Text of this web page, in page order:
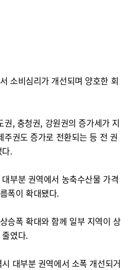
소비심리가 개선되며 양호한 회
권, 충청권, 강원권의 증가세가 지
주권도 증가로 전환되는 등 전 권
.
부분 권역에서 농축수산물 가격
폭이 확대됐다.
승폭 확대와 함께 일부 지역이 상
였다.
대부분 권역에서 소폭 개선되거